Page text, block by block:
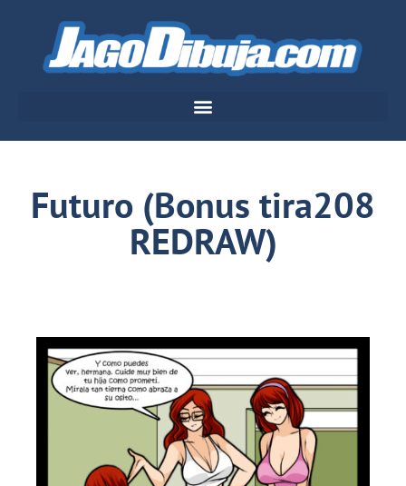
Futuro (Bonus tira208
REDRAW)